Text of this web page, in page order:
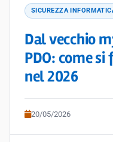
SICUREZZA
Dal vecchio
PDO: come
nel 2026
20/05/2026